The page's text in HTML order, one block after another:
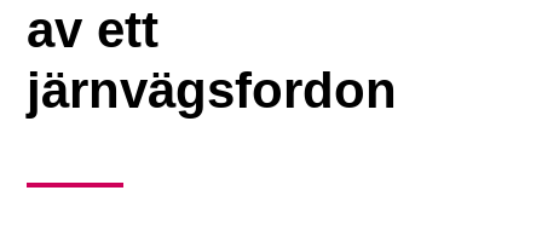
av ett
järnvägsfordon